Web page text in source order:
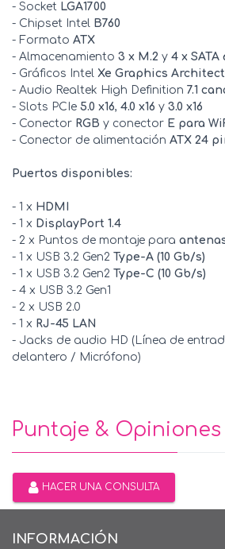
- Socket LGA1700
- Chipset Intel B760
- Formato ATX
- Almacenamiento 3 x M.2 y 4 x SATA
- Gráficos Intel Xe Graphics
- Audio Realtek High Definition 7.1
- Slots PCIe 5.0 x16, 4.0 x16 y 3.0 x16
- Conector RGB y conector E para
- Conector de alimentación ATX 24
Puertos disponibles:
- 1 x HDMI
- 1 x DisplayPort 1.4
- 2 x Puntos de montaje para
- 1 x USB 3.2 Gen2 Type-A (10 Gb/s)
- 1 x USB 3.2 Gen2 Type-C (10 Gb/s)
- 4 x USB 3.2 Gen1
- 2 x USB 2.0
- 1 x RJ-45 LAN
- Jacks de audio HD (Línea de
delantero / Micrófono)
Puntaje & Opiniones
HACER UNA CONSULTA
INFORMACIÓN